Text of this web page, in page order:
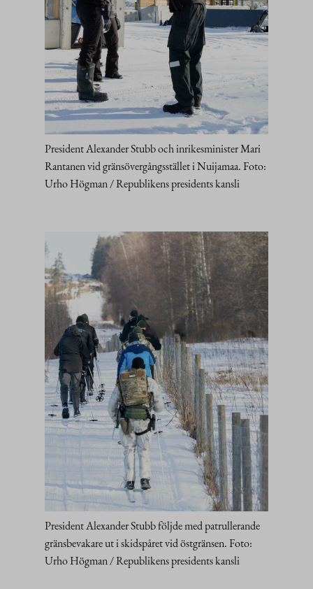
President Alexander Stubb och inrikesminister Mari
Rantanen vid gränsövergångsstället i Nuijamaa. Foto:
Urho Högman / Republikens presidents kansli
President Alexander Stubb följde med patrullerande
gränsbevakare ut i skidspåret vid östgränsen. Foto:
Urho Högman / Republikens presidents kansli